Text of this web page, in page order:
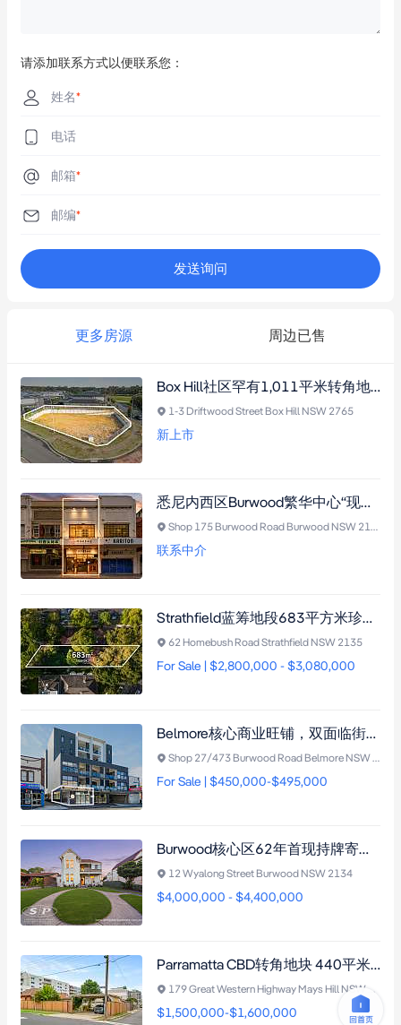
请添加联系方式以便联系您：
姓名*
电话
邮箱*
邮编*
发送询问
更多房源 周边已售
Box Hill社区罕有1,011平米转角地块，坐拥低密度分区，静候梦想家园或未来开发（需市政厅批准）
1-3 Driftwood Street Box Hill NSW 2765
新上市
悉尼内西区Burwood繁华中心“现金牛”临街商铺：长期资深租户+全包支出，步行可至火车站、Burwood Plaza和餐饮街，曝光度拉满！
Shop 175 Burwood Road Burwood NSW 2134
联系中介
Strathfield蓝筹地段683平方米珍稀地块，坐拥东北朝向，毗邻名校区与交通枢纽，重建奢华宅邸良机（需市政厅批准）
62 Homebush Road Strathfield NSW 2135
For Sale | $2,800,000 - $3,080,000
Belmore核心商业旺铺，双面临街87平米带车位，年租金$42,081澳元，尽享交通导向开发计划增值潜力
Shop 27/473 Burwood Road Belmore NSW 2192
For Sale | $450,000-$495,000
Burwood核心区62年首现持牌寄宿公寓，11套独立租赁+姻亲房，年收益潜力26.5万澳元
12 Wyalong Street Burwood NSW 2134
$4,000,000 - $4,400,000
Parramatta CBD转角地块 440平米开发潜力需市政厅批准 三面临街 E3规划 近Westmead医院商圈
179 Great Western Highway Mays Hill NSW 2145
$1,500,000-$1,600,000